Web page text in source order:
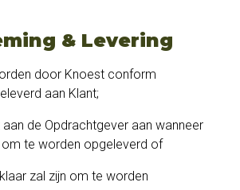
& Levering
door Knoest conform
aan Klant;
de Opdrachtgever aan wanneer
om te worden opgeleverd of
zal zijn om te worden